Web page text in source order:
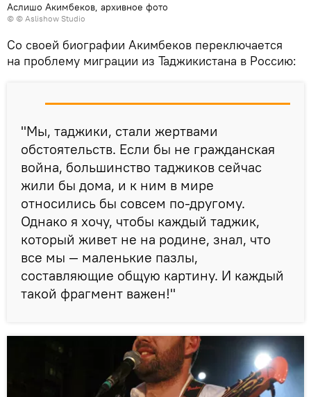
Аслишо Акимбеков, архивное фото
© © Aslishow Studio
Со своей биографии Акимбеков переключается
на проблему миграции из Таджикистана в Россию:
"Мы, таджики, стали жертвами
обстоятельств. Если бы не гражданская
война, большинство таджиков сейчас
жили бы дома, и к ним в мире
относились бы совсем по-другому.
Однако я хочу, чтобы каждый таджик,
который живет не на родине, знал, что
все мы — маленькие пазлы,
составляющие общую картину. И каждый
такой фрагмент важен!"